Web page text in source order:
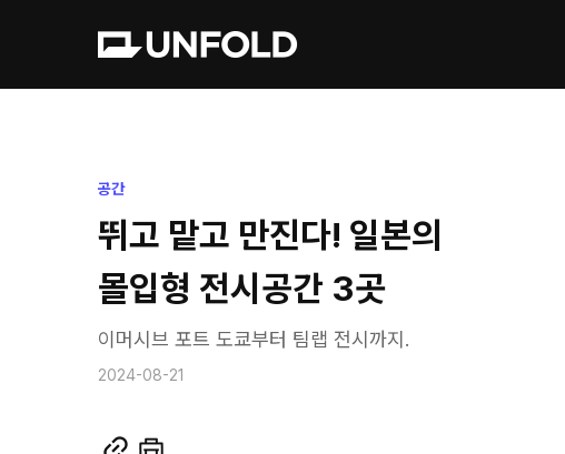
공간
뛰고 맡고 만진다! 일본의
몰입형 전시공간 3곳
이머시브 포트 도쿄부터 팀랩 전시까지.
2024-08-21